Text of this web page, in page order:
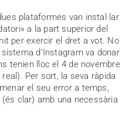
plataformes van instal·lar
a la part superior del
per exercir el dret a vot. No
d’Instagram va donar
tenien lloc el 4 de novembre
Per sort, la seva ràpida
el seu error a temps,
clar) amb una necessària